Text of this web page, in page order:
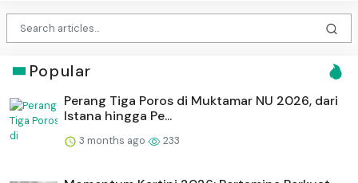
Popular
Perang Tiga Poros di Muktamar NU 2026, dari
Istana hingga Pe...
3 months ago 233